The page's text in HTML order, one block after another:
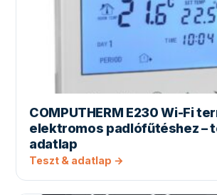
COMPUTHERM E230 Wi-Fi
elektromos padlófűtéshez –
adatlap
Teszt & adatlap →